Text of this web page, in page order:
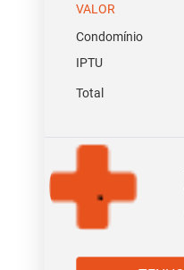
VALOR
Condomínio
IPTU
Total